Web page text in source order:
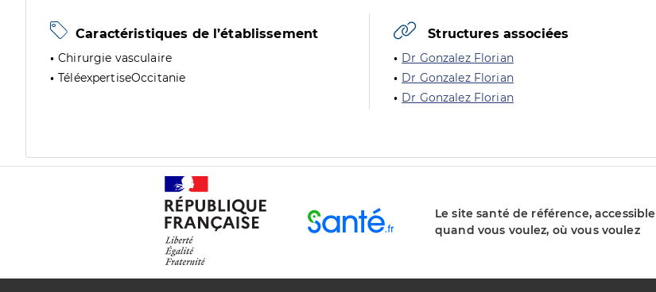
Caractéristiques de l’établissement
Chirurgie vasculaire
TéléexpertiseOccitanie
Structures associées
Dr Gonzalez Florian
Dr Gonzalez Florian
Dr Gonzalez Florian
Le site santé de référence, accessible
quand vous voulez, où vous voulez